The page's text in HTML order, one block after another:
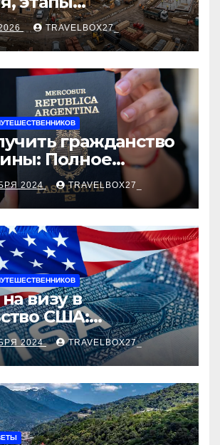
проверка
сценарии
сделки и
ориентиры
TRAVELBOX27_
гражданство
Полное
2024 TRAVELBOX27_
визу в
США:
руководство
2024 TRAVELBOX27_